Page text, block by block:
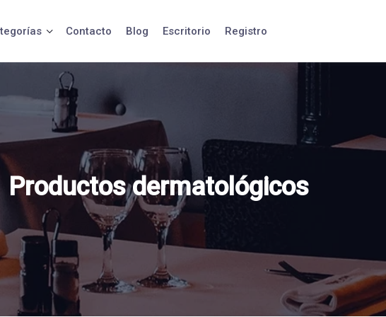
Contacto Blog Escritorio Registro
Productos dermatológicos